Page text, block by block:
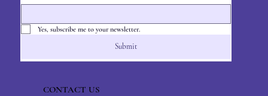
Yes, subscribe me to your newsletter.
Submit
CONTACT US